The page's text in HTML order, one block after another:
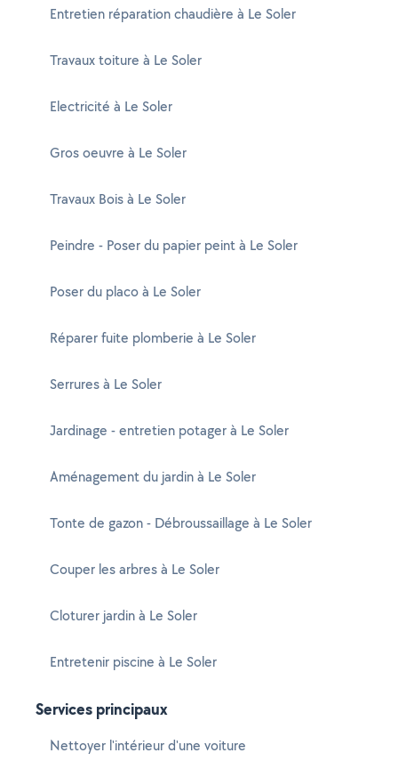
Entretien réparation chaudière à Le Soler
Travaux toiture à Le Soler
Electricité à Le Soler
Gros oeuvre à Le Soler
Travaux Bois à Le Soler
Peindre - Poser du papier peint à Le Soler
Poser du placo à Le Soler
Réparer fuite plomberie à Le Soler
Serrures à Le Soler
Jardinage - entretien potager à Le Soler
Aménagement du jardin à Le Soler
Tonte de gazon - Débroussaillage à Le Soler
Couper les arbres à Le Soler
Cloturer jardin à Le Soler
Entretenir piscine à Le Soler
Services principaux
Nettoyer l'intérieur d'une voiture